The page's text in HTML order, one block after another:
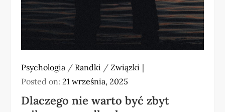
Psychologia / Randki /Związki
Posted on:21 września, 2025
Dlaczego nie warto być zbyt